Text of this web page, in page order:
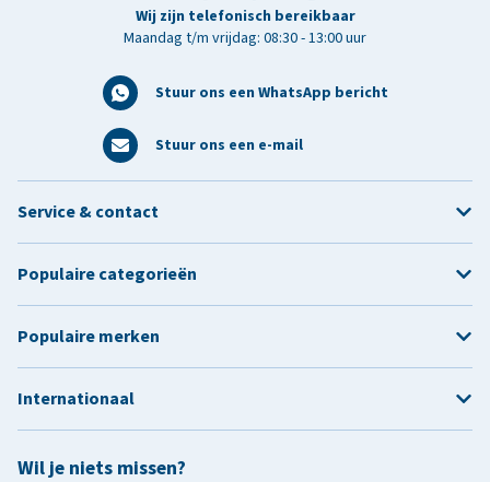
Wij zijn telefonisch bereikbaar
Maandag t/m vrijdag: 08:30 - 13:00 uur
Stuur ons een WhatsApp bericht
Stuur ons een e-mail
Wil je niets missen?
Service & contact
Populaire categorieën
Populaire merken
Internationaal